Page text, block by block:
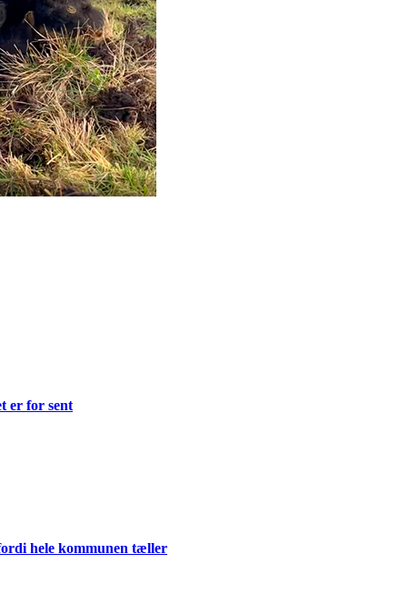
er for sent
hele kommunen tæller